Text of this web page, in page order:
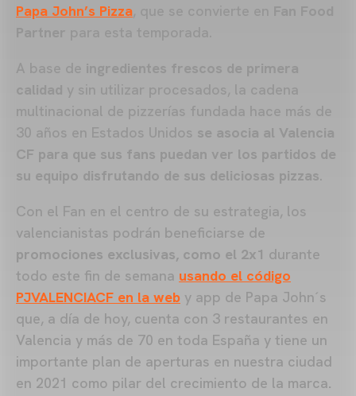
Papa John’s Pizza
A base de ingredientes frescos de primera
calidad y sin utilizar procesados, la cadena
multinacional de pizzerías fundada hace más de
30 años en Estados Unidos se asocia al Valencia
CF para que sus fans puedan ver los partidos de
su equipo disfrutando de sus deliciosas pizzas.
Con el Fan en el centro de su estrategia, los
valencianistas podrán beneficiarse de
promociones exclusivas, como el 2x1 durante
todo este fin de semana usando el código
PJVALENCIACF en la web y app de Papa John´s
que, a día de hoy, cuenta con 3 restaurantes en
Valencia y más de 70 en toda España y tiene un
importante plan de aperturas en nuestra ciudad
en 2021 como pilar del crecimiento de la marca.